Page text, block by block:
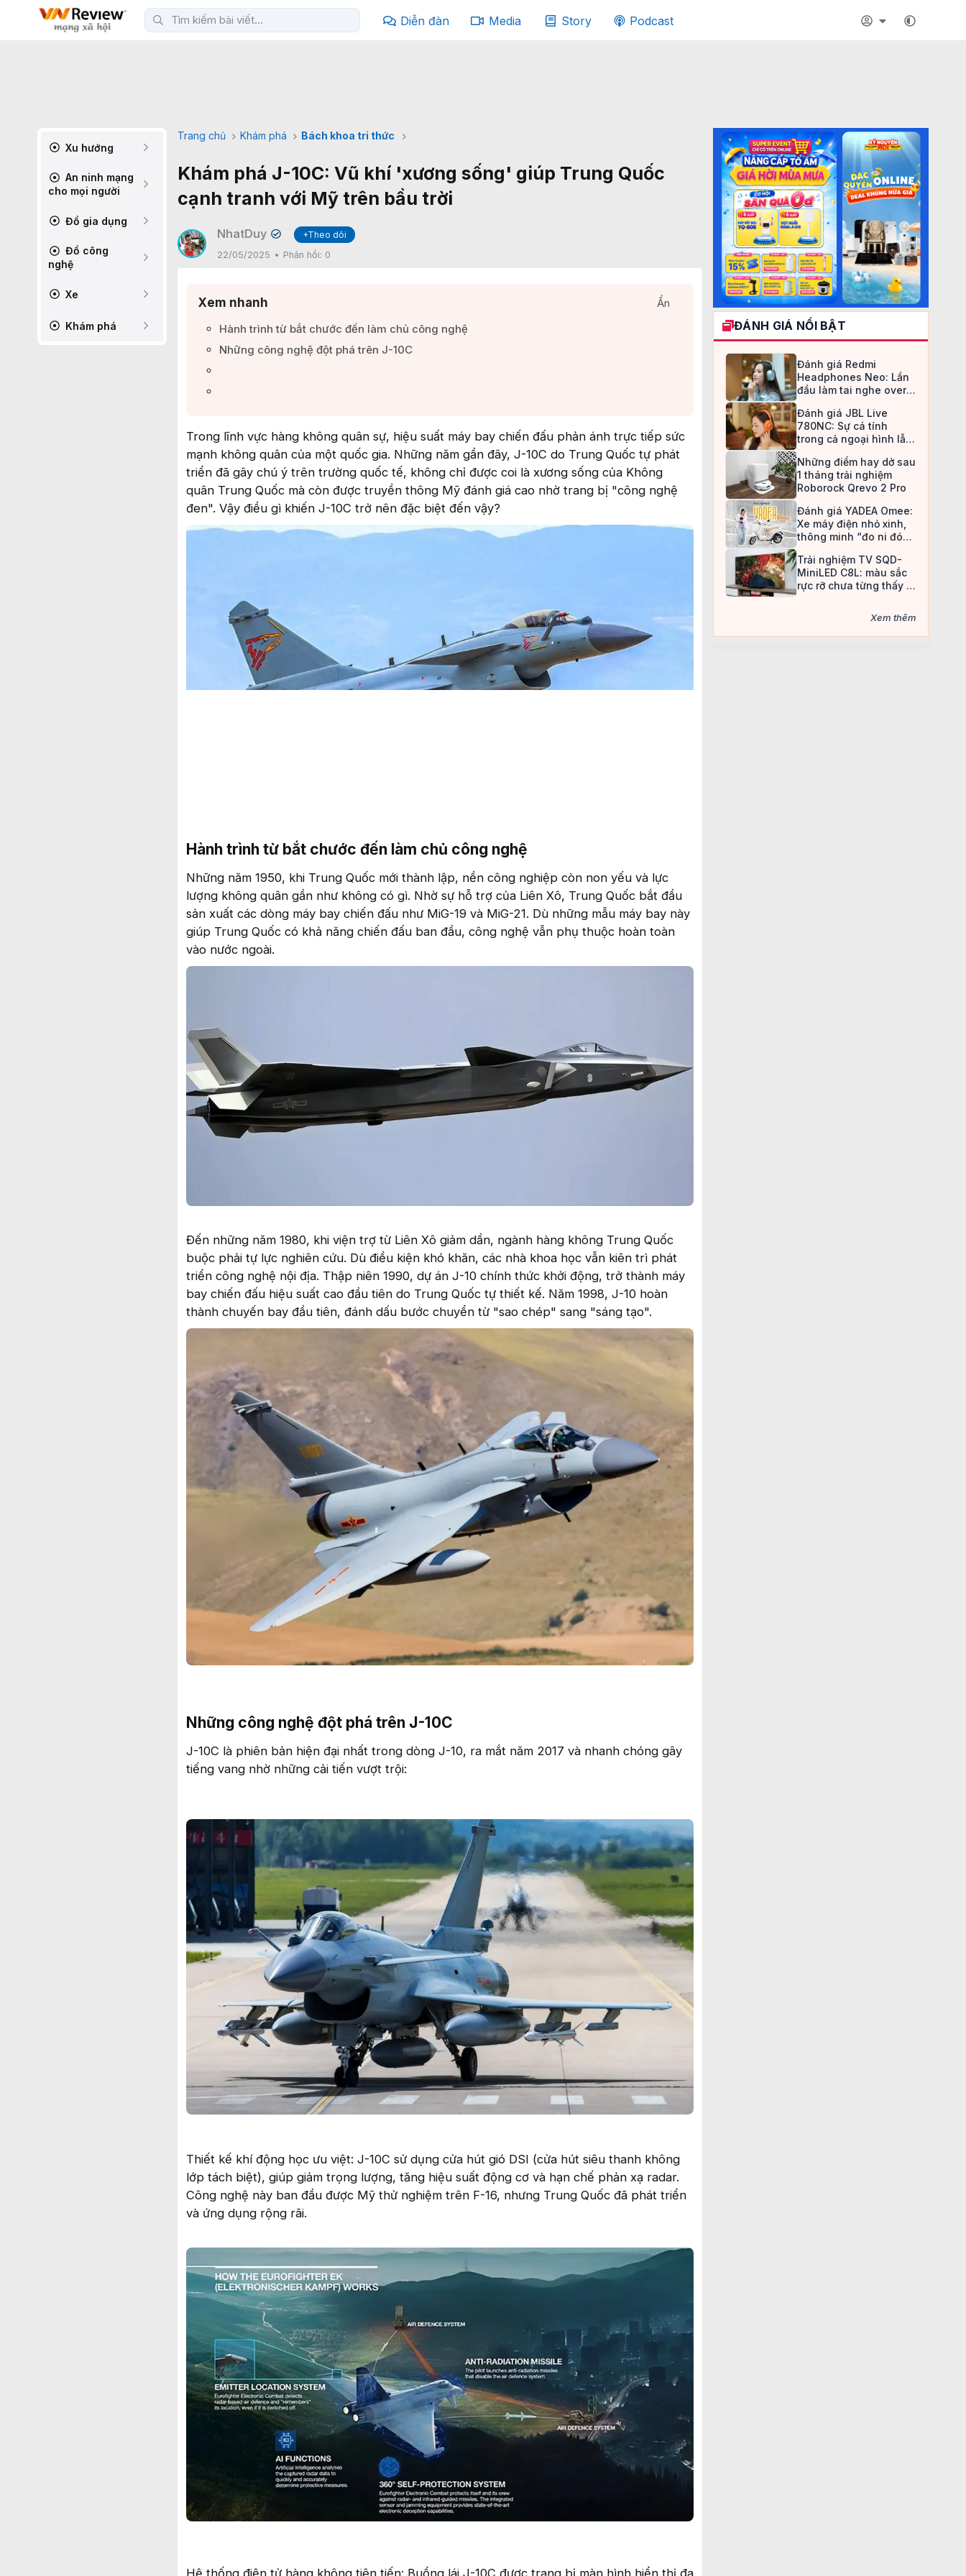
Diễn đàn Media Story Podcast
Xu hướng
An ninh mạng
cho mọi người
Đồ gia dụng
Đồ công
nghệ
Xe
Khám phá
Trang chủ Khám phá Bách khoa tri thức
Khám phá J-10C: Vũ khí 'xương sống' giúp Trung Quốc
cạnh tranh với Mỹ trên bầu trời
NhatDuy ✔
+Theo dõi
22/05/2025
Phản hồi: 0
Xem nhanh
Ẩn
Hành trình từ bắt chước đến làm chủ công nghệ​
Những công nghệ đột phá trên J-10C​
Trong lĩnh vực hàng không quân sự, hiệu suất máy bay chiến đấu phản ánh trực tiếp sức
mạnh không quân của một quốc gia. Những năm gần đây, J-10C do Trung Quốc tự phát
triển đã gây chú ý trên trường quốc tế, không chỉ được coi là xương sống của Không
quân Trung Quốc mà còn được truyền thông Mỹ đánh giá cao nhờ trang bị "công nghệ
đen". Vậy điều gì khiến J-10C trở nên đặc biệt đến vậy?
Hành trình từ bắt chước đến làm chủ công nghệ​
Những năm 1950, khi Trung Quốc mới thành lập, nền công nghiệp còn non yếu và lực
lượng không quân gần như không có gì. Nhờ sự hỗ trợ của Liên Xô, Trung Quốc bắt đầu
sản xuất các dòng máy bay chiến đấu như MiG-19 và MiG-21. Dù những mẫu máy bay này
giúp Trung Quốc có khả năng chiến đấu ban đầu, công nghệ vẫn phụ thuộc hoàn toàn
vào nước ngoài.
Đến những năm 1980, khi viện trợ từ Liên Xô giảm dần, ngành hàng không Trung Quốc
buộc phải tự lực nghiên cứu. Dù điều kiện khó khăn, các nhà khoa học vẫn kiên trì phát
triển công nghệ nội địa. Thập niên 1990, dự án J-10 chính thức khởi động, trở thành máy
bay chiến đấu hiệu suất cao đầu tiên do Trung Quốc tự thiết kế. Năm 1998, J-10 hoàn
thành chuyến bay đầu tiên, đánh dấu bước chuyển từ "sao chép" sang "sáng tạo".
Những công nghệ đột phá trên J-10C​
J-10C là phiên bản hiện đại nhất trong dòng J-10, ra mắt năm 2017 và nhanh chóng gây
tiếng vang nhờ những cải tiến vượt trội:
Thiết kế khí động học ưu việt: J-10C sử dụng cửa hút gió DSI (cửa hút siêu thanh không
lớp tách biệt), giúp giảm trọng lượng, tăng hiệu suất động cơ và hạn chế phản xạ radar.
Công nghệ này ban đầu được Mỹ thử nghiệm trên F-16, nhưng Trung Quốc đã phát triển
và ứng dụng rộng rãi.
ĐÁNH GIÁ NỔI BẬT
Đánh giá Redmi
Headphones Neo: Lần
đầu làm tai nghe over-
an toàn
Đánh giá JBL Live
780NC: Sự cá tính
trong cả ngoại hình lẫn
Những điểm hay dở sau
1 tháng trải nghiệm
Roborock Qrevo 2 Pro
Đánh giá YADEA Omee:
Xe máy điện nhỏ xinh,
thông minh “đo ni đóng
Trải nghiệm TV SQD-
MiniLED C8L: màu sắc
rực rỡ chưa từng thấy ở
Xem thêm